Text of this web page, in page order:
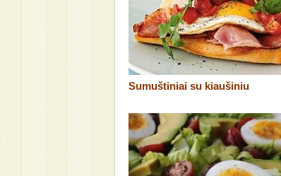
Sumuštiniai su kiaušiniu